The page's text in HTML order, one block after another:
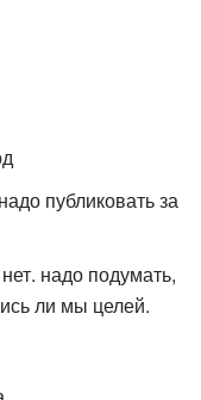
публиковать за
надо подумать,
ли мы целей.